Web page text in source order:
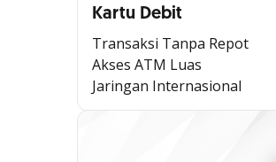
Kartu Debit
Transaksi Tanpa Repot
Akses ATM Luas
Jaringan Internasional